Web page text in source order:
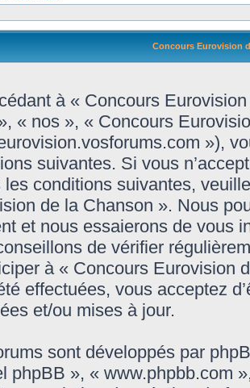
Concours Eurovision
à « Concours
« nos », « Concours
»),
suivantes. Si vous
les conditions suivantes,
de la Chanson ». Nous
et nous essaierons de vous
de vérifier
à « Concours Eurovision
effectuées, vous acceptez
et/ou mises à jour.
sont développés par
phpBB », « www.phpbb.com